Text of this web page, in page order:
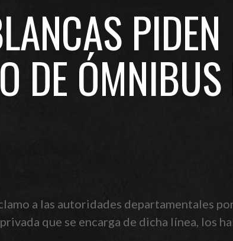
PIDEN
DE
a las autoridades departamentales
que se encarga de dicha línea, los